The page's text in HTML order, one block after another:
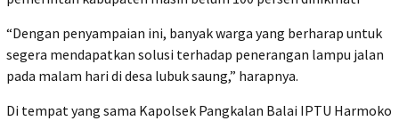
“Dengan penyampaian ini, banyak warga yang berharap untuk
segera mendapatkan solusi terhadap penerangan lampu jalan
pada malam hari di desa lubuk saung,” harapnya.
Di tempat yang sama Kapolsek Pangkalan Balai IPTU Harmoko